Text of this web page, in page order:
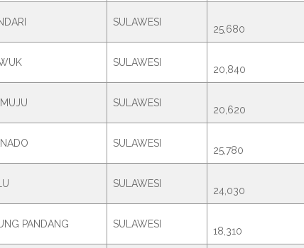
SULAWESI
25,680
SULAWESI
20,840
SULAWESI
20,620
SULAWESI
25,780
SULAWESI
24,030
PANDANG SULAWESI
18,310